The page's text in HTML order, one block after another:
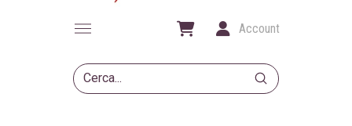
Account
Search
Submit